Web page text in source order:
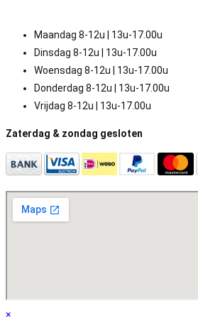
Maandag 8-12u | 13u-17.00u
Dinsdag 8-12u | 13u-17.00u
Woensdag 8-12u | 13u-17.00u
Donderdag 8-12u | 13u-17.00u
Vrijdag 8-12u | 13u-17.00u
Zaterdag & zondag gesloten
×